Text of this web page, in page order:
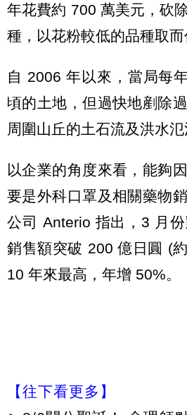
年花費約 700 萬美元，砍
種，以花粉較低的品種取而
自 2006 年以來，當局每
頃的土地，但過快地剷除
周圍山丘的土石流及洪水氾
以企業的角度來看，能夠
要是外科口罩及相關藥物
公司 Anterio 指出，3 月
銷售額突破 200 億日圓 (
10 年來最高，年增 50%。
【往下看更多】